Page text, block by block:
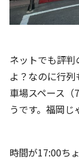
ネットでも評
よ？なのに行
車場スペース
うです。福岡じ
時間が17:00ち